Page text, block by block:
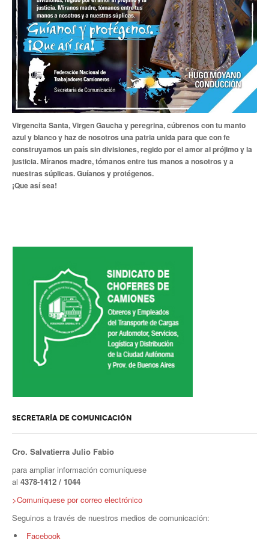
Noticias de Delegaciones y Seccionales
Memoria histórica
Notas
Novedades
Buscar
Secretarías
Secretaría administrativa
Secretario tesorero
Secretaría gremial
Secretaría de organización
Secretaría de turismo
Secretaría de acción social
Sec. accidente de trabajo
Secretaría de política de transporte
Virgencita Santa, Virgen Gaucha y peregrina, cúbrenos con tu manto
azul y blanco y haz de nosotros una patria unida para que con fe
construyamos un país sin divisiones, regido por el amor al prójimo y la
justicia. Míranos madre, tómanos entre tus manos a nosotros y a
nuestras súplicas. Guíanos y protégenos.
¡Que así sea!
SECRETARÍA DE COMUNICACIÓN
Cro. Salvatierra Julio Fabio
para ampliar información comuníquese
al 4378-1412 / 1044
>Comuníquese por correo electrónico
Seguinos a través de nuestros medios de comunicación:
Facebook